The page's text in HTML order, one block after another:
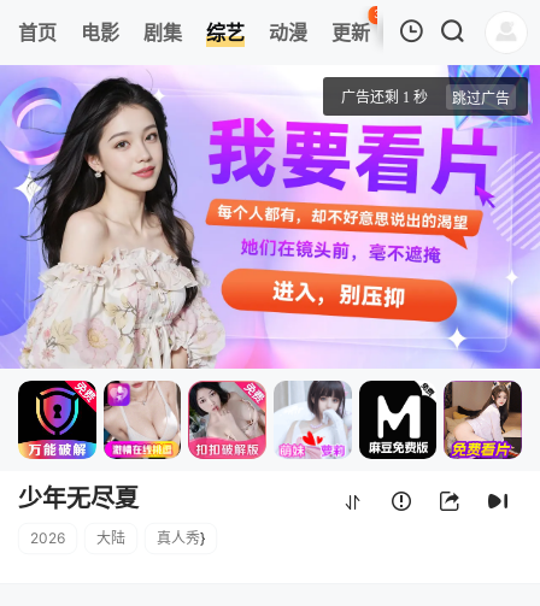
首页 电影 剧集 综艺 动漫 更新
36
热榜 APP
我的观影记录
20260806
少年无尽夏
清空
少年无尽夏
2026 大陆 真人秀}